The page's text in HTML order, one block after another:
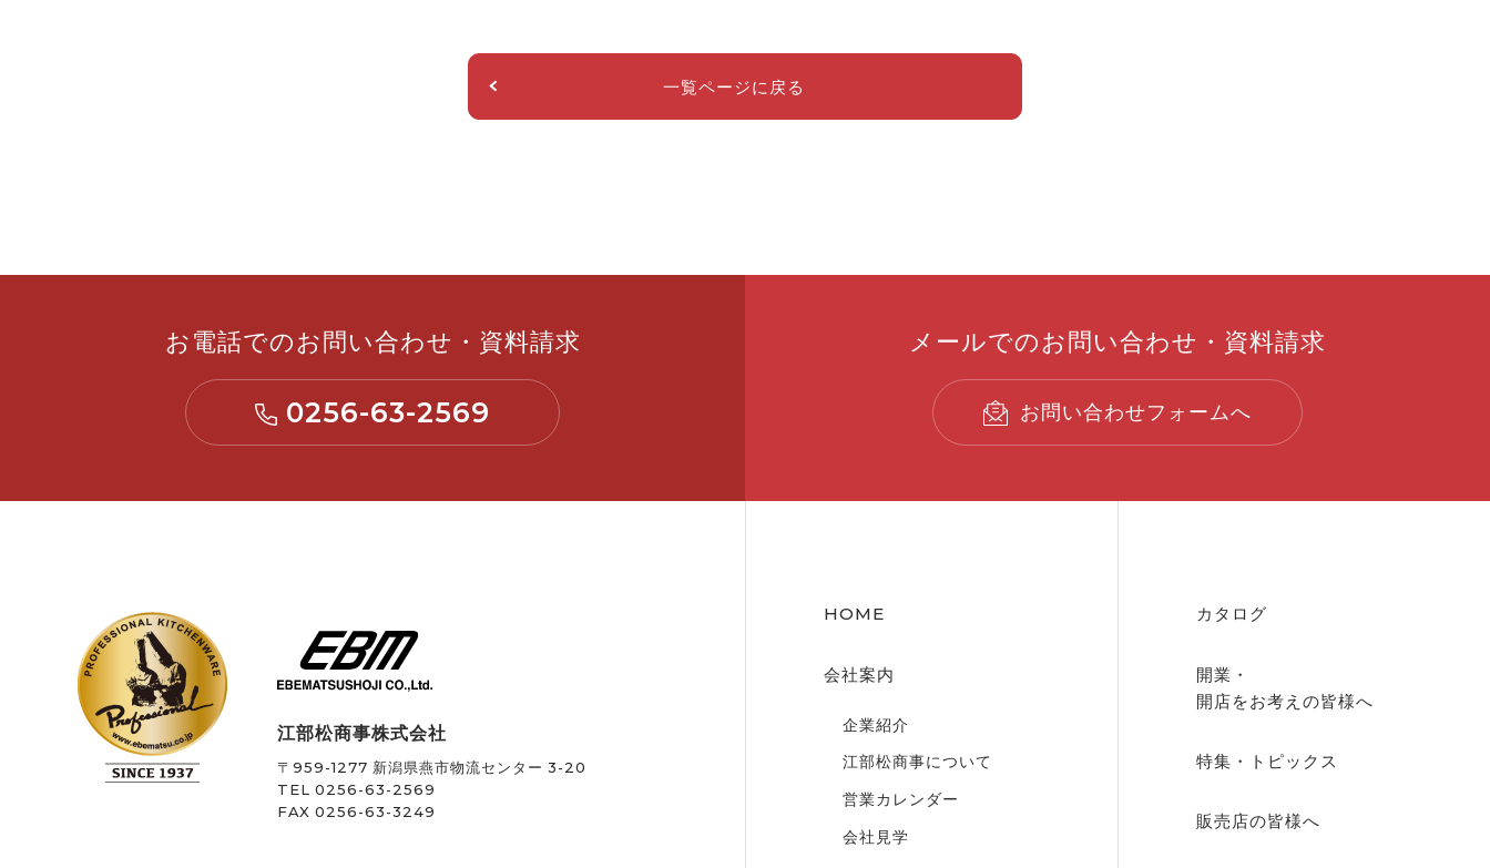
一覧ページに戻る
お電話でのお問い合わせ ・ 資料請求
0256-63-2569
メールでのお問い合わせ ・ 資料請求
お問い合わせフォームへ
江部松商事株式会社
〒959-1277 新潟県燕市物流センター 3-20
TEL 0256-63-2569
FAX 0256-63-3249
HOME
会社案内
企業紹介
江部松商事について
営業カレンダー
会社見学
カタログ
開業・
開店をお考えの皆様へ
特集・トピックス
販売店の皆様へ